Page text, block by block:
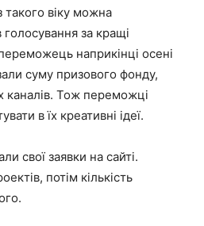
такого віку можна
голосування за кращі
наприкінці осені
суму призового фонду,
каналів. Тож переможці
в їх креативні ідеї.
свої заявки на сайті.
потім кількість